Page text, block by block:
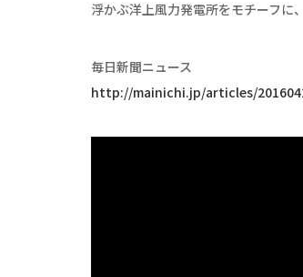
浮かぶ洋上風力発電所をモチーフに
毎日新聞ニュース
http://mainichi.jp/articles/